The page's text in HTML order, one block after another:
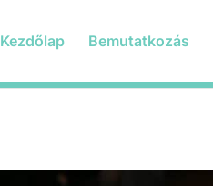
Kezdőlap Bemutatkozás